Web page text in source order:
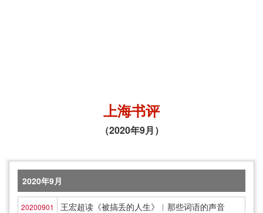
上海书评
（2020年9月）
2020年9月
20200901 王宏超读《被搞丢的人生》︱那些词语的声音